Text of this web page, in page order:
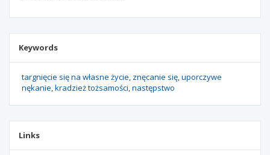
Keywords
targnięcie się na własne życie znęcanie się uporczywe
nękanie kradzież tożsamości następstwo
Links